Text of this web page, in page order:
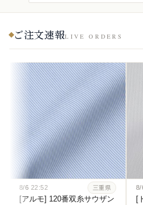
ご注文速報LIVE ORDERS
8/6 22:52 三重県
[アルモ] 120番双糸サウザン
8/
[